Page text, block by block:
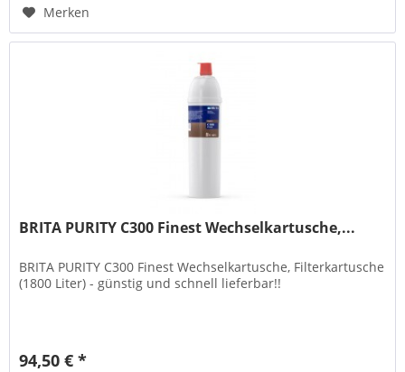
Merken
BRITA PURITY C300 Finest Wechselkartusche,...
BRITA PURITY C300 Finest Wechselkartusche, Filterkartusche
(1800 Liter) - günstig und schnell lieferbar!!
94,50 € *